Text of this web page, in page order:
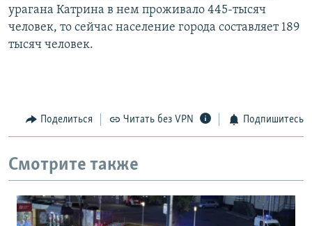
урагана Катрина в нем проживало 445-тысяч
человек, то сейчас население города составляет 189
тысяч человек.
Поделиться Читать без VPN Подпишитесь
Смотрите также